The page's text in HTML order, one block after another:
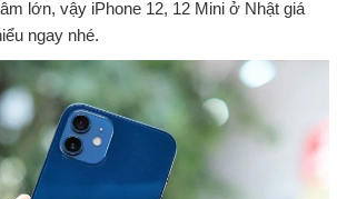
lớn, vậy iPhone 12, 12 Mini ở Nhật giá
ngay nhé.